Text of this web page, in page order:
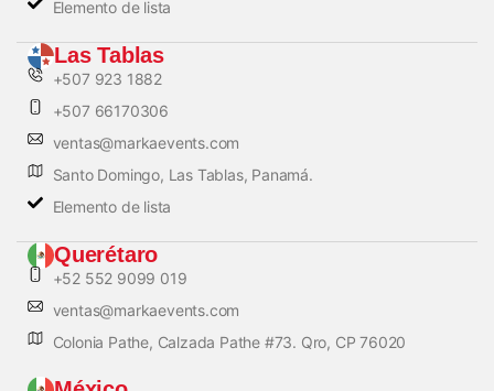
Elemento de lista
Las Tablas
+507 923 1882
+507 66170306
ventas@markaevents.com
Santo Domingo, Las Tablas, Panamá.
Elemento de lista
Querétaro
+52 552 9099 019
ventas@markaevents.com
Colonia Pathe, Calzada Pathe #73. Qro, CP 76020